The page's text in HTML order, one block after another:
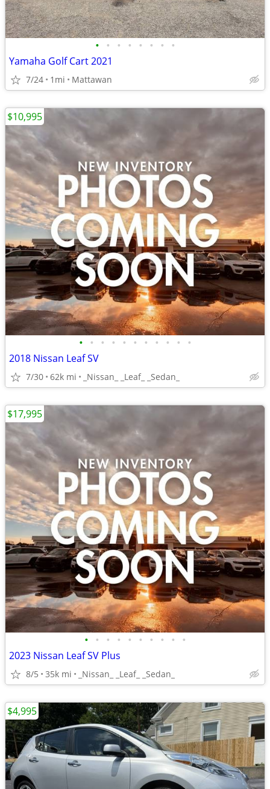
• • • • • • • •
Yamaha Golf Cart 2021
7/24 1mi Mattawan
• • • • • • • • • • •
2018 Nissan Leaf SV
7/30 62k mi _Nissan_ _Leaf_ _Sedan_
$10,995
• • • • • • • • • •
2023 Nissan Leaf SV Plus
8/5 35k mi _Nissan_ _Leaf_ _Sedan_
$17,995
$4,995